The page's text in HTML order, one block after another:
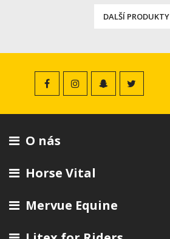
DALŠÍ PRODUKTY
O nás
Horse Vital
Mervue Equine